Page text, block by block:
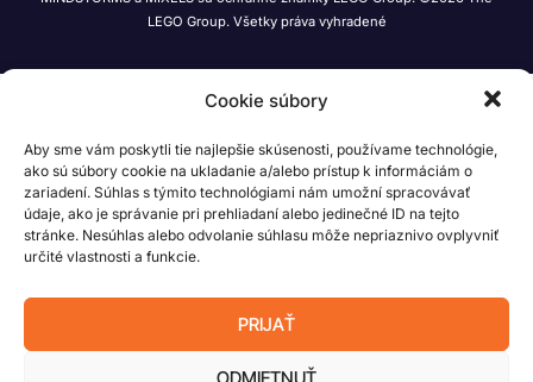
Cookie súbory
Aby sme vám poskytli tie najlepšie skúsenosti, používame technológie,
ako sú súbory cookie na ukladanie a/alebo prístup k informáciám o
zariadení. Súhlas s týmito technológiami nám umožní spracovávať
údaje, ako je správanie pri prehliadaní alebo jedinečné ID na tejto
stránke. Nesúhlas alebo odvolanie súhlasu môže nepriaznivo ovplyvniť
určité vlastnosti a funkcie.
PRIJAŤ
ODMIETNUŤ
LEGO Group. Všetky práva vyhradené